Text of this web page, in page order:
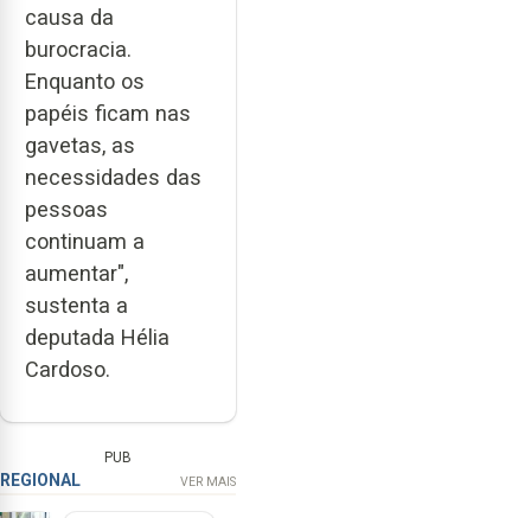
causa da
burocracia.
Enquanto os
papéis ficam nas
gavetas, as
necessidades das
pessoas
continuam a
aumentar",
sustenta a
deputada Hélia
Cardoso.
PUB
REGIONAL VER MAIS